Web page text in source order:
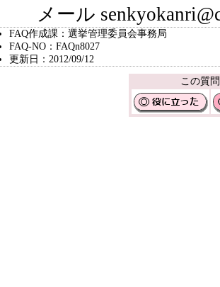
メール
FAQ作成課：選挙管理委員会事務局
FAQ-NO：FAQn8027
更新日：2012/09/12
この質